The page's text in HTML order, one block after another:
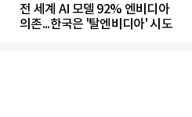
전 세계 AI 모델 92% 엔비디아
의존...한국은 '탈엔비디아' 시도